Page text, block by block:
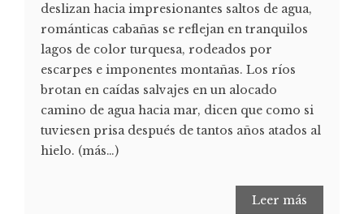
deslizan hacia impresionantes saltos de agua,
románticas cabañas se reflejan en tranquilos
lagos de color turquesa, rodeados por
escarpes e imponentes montañas. Los ríos
brotan en caídas salvajes en un alocado
camino de agua hacia mar, dicen que como si
tuviesen prisa después de tantos años atados al
hielo. (más…)
Leer más